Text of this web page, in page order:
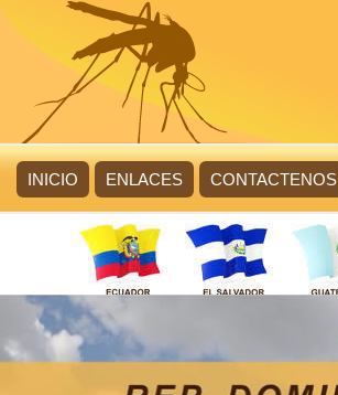
INICIO ENLACES CONTACTENOS